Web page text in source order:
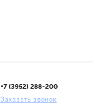
+7 (3952) 288-200
Заказать звонок